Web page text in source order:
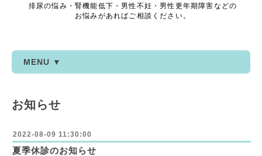
排尿の悩み・腎機能低下・男性不妊・男性更年期障害などの
お悩みがあればご相談ください。
MENU ▼
お知らせ
2022-08-09 11:30:00
夏季休診のお知らせ